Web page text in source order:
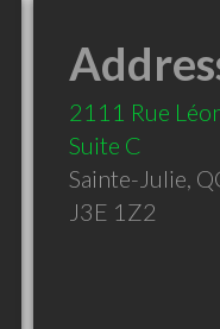
2111 Rue
Suite C
Sainte-Julie,
J3E 1Z2